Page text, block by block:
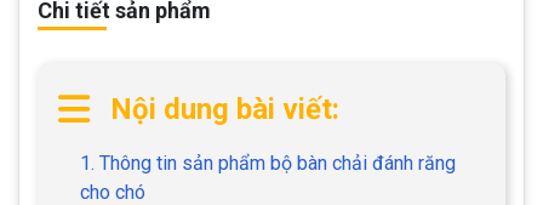
Chi tiết sản phẩm
Nội dung bài viết:
1. Thông tin sản phẩm bộ bàn chải đánh răng
cho chó